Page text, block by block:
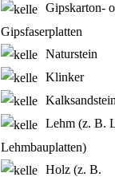
Gipskarton-
Gipsfaserplatten
Naturstein
Klinker
Kalksandstein
Lehm (z. B.
Lehmbauplatten)
Holz (z. B.